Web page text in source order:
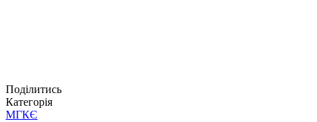
Поділитись
Категорія
МГКЄ